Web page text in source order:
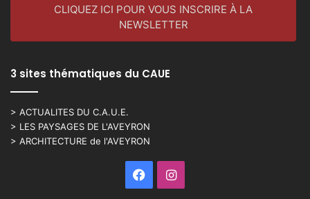
CLIQUEZ ICI POUR VOUS INSCRIRE À LA
NEWSLETTER
3 sites thématiques du CAUE
> ACTUALITES DU C.A.U.E.
> LES PAYSAGES DE L'AVEYRON
> ARCHITECTURE de l'AVEYRON
FacebookInstagram